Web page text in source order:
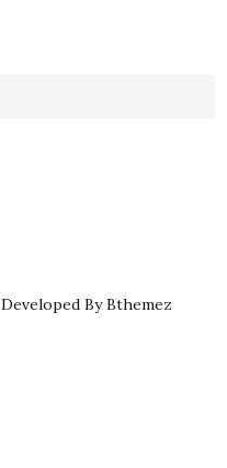
By Bthemez